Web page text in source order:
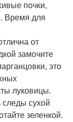
почки,
Время для
от
замочите
это
луковицы.
сухой
зеленкой.